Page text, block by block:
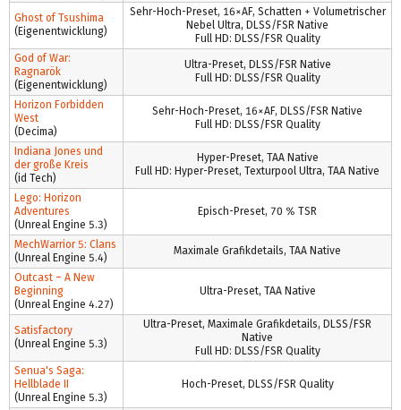
Ghost of Tsushima
(Eigenentwicklung)
Sehr-Hoch-Preset, 16×AF, Schatten + Volumetrischer
Nebel Ultra, DLSS/FSR Native
Full HD: DLSS/FSR Quality
God of War:
Ragnarök
(Eigenentwicklung)
Ultra-Preset, DLSS/FSR Native
Full HD: DLSS/FSR Quality
Horizon Forbidden
West
(Decima)
Sehr-Hoch-Preset, 16×AF, DLSS/FSR Native
Full HD: DLSS/FSR Quality
Indiana Jones und
der große Kreis
(id Tech)
Hyper-Preset, TAA Native
Full HD: Hyper-Preset, Texturpool Ultra, TAA Native
Lego: Horizon
Adventures
(Unreal Engine 5.3)
Episch-Preset, 70 % TSR
MechWarrior 5: Clans
(Unreal Engine 5.4)
Maximale Grafikdetails, TAA Native
Outcast – A New
Beginning
(Unreal Engine 4.27)
Ultra-Preset, TAA Native
Satisfactory
(Unreal Engine 5.3)
Ultra-Preset, Maximale Grafikdetails, DLSS/FSR
Native
Full HD: DLSS/FSR Quality
Senua's Saga:
Hellblade II
(Unreal Engine 5.3)
Hoch-Preset, DLSS/FSR Quality